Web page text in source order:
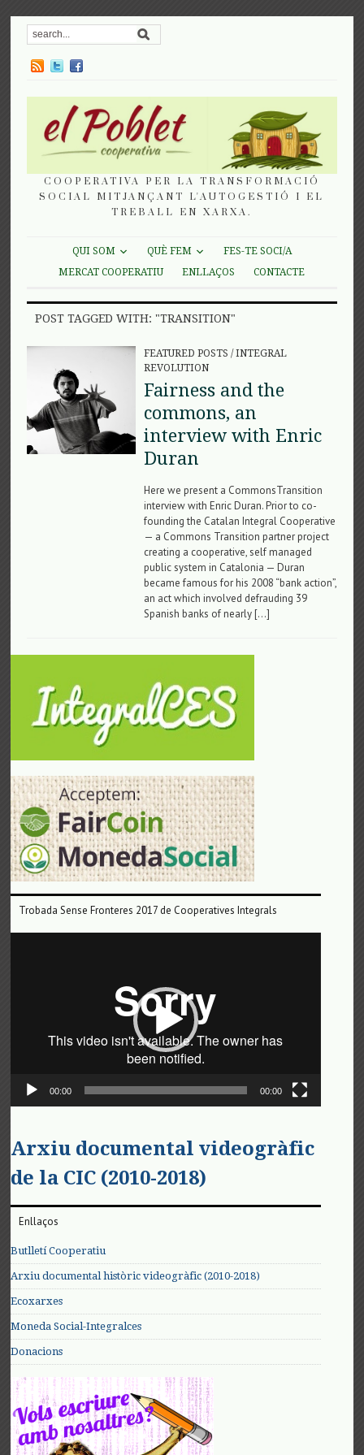
COOPERATIVA PER LA TRANSFORMACIÓ
SOCIAL MITJANÇANT L'AUTOGESTIÓ I EL
TREBALL EN XARXA.
QUI SOM QUÈ FEM
FES-TE SOCI/A
MERCAT COOPERATIU
ENLLAÇOS CONTACTE
POST TAGGED WITH: "TRANSITION"
FEATURED POSTS /INTEGRAL
REVOLUTION
Fairness and the
commons, an
interview with Enric
Duran
Here we present a CommonsTransition
interview with Enric Duran. Prior to co-
founding the Catalan Integral Cooperative
— a Commons Transition partner project
creating a cooperative, self managed
public system in Catalonia — Duran
became famous for his 2008 “bank action”,
an act which involved defrauding 39
Spanish banks of nearly […]
Trobada Sense Fronteres 2017 de Cooperatives Integrals
00:00 00:00
Arxiu documental videogràfic
de la CIC (2010-2018)
Enllaços
Butlletí Cooperatiu
Arxiu documental històric videogràfic (2010-2018)
Ecoxarxes
Moneda Social-Integralces
Donacions